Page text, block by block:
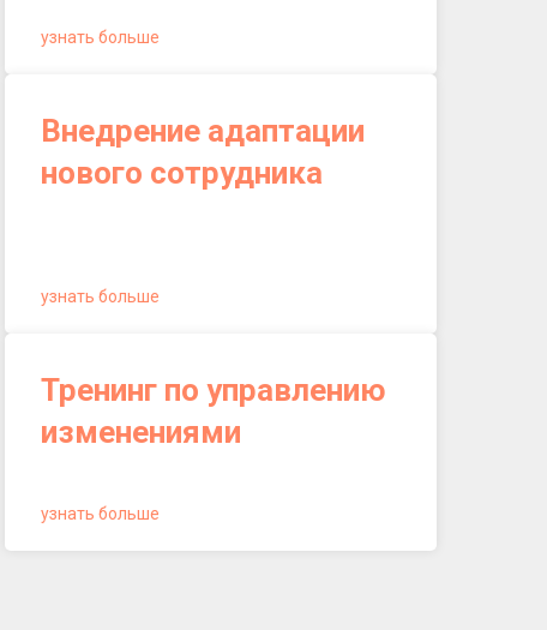
узнать больше
Внедрение адаптации
нового сотрудника
узнать больше
Тренинг по управлению
изменениями
узнать больше